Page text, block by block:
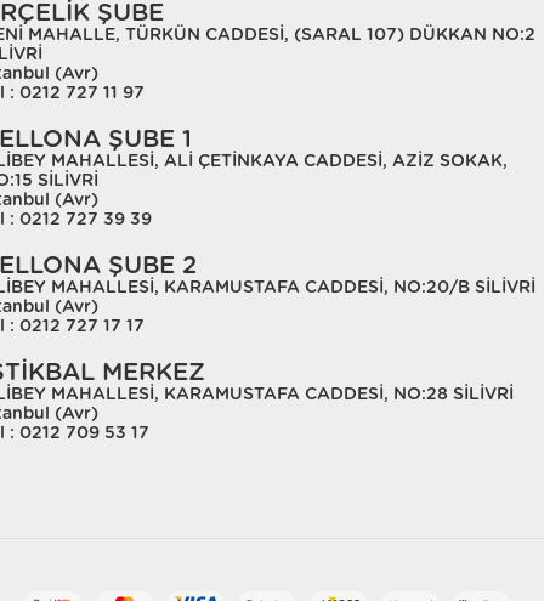
ŞUBE
MAHALLE, TÜRKÜN CADDESİ, (SARAL 107) DÜKKAN NO:2
(Avr)
: 0212 727 11 97
ŞUBE 1
MAHALLESİ, ALİ ÇETİNKAYA CADDESİ, AZİZ SOKAK,
SİLİVRİ
(Avr)
: 0212 727 39 39
ŞUBE 2
MAHALLESİ, KARAMUSTAFA CADDESİ, NO:20/B SİLİVRİ
(Avr)
: 0212 727 17 17
MERKEZ
MAHALLESİ, KARAMUSTAFA CADDESİ, NO:28 SİLİVRİ
(Avr)
: 0212 709 53 17